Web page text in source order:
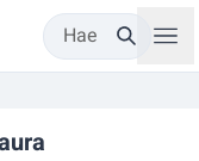
Hae